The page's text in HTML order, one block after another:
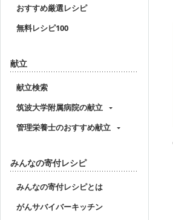
おすすめ厳選レシピ
無料レシピ100
献立
献立検索
筑波大学附属病院の献立
管理栄養士のおすすめ献立
みんなの寄付レシピ
みんなの寄付レシピとは
がんサバイバーキッチン